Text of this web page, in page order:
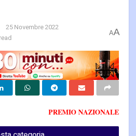
25 Novembre 2022
AA
PREMIO NAZIONALE